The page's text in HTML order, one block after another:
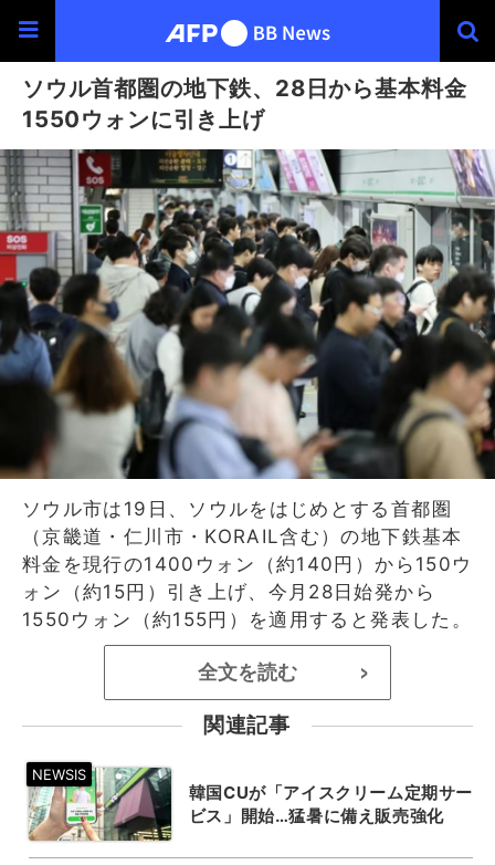
ソウル首都圏の地下鉄、28日から基本料金
1550ウォンに引き上げ
ソウル市は19日、ソウルをはじめとする首都圏
（京畿道・仁川市・KORAIL含む）の地下鉄基本
料金を現行の1400ウォン（約140円）から150ウ
ォン（約15円）引き上げ、今月28日始発から
1550ウォン（約155円）を適用すると発表した。
全文を読む >
関連記事
韓国CUが「アイスクリーム定期サー
ビス」開始…猛暑に備え販売強化